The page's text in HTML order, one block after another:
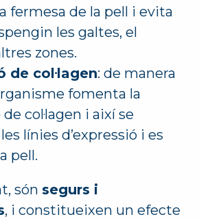
fermesa de la pell i evita
les galtes, el
zones.
de col·lagen: de manera
fomenta la
col·lagen i així se
línies d’expressió i es
pell.
són segurs i
, i constitueixen un efecte